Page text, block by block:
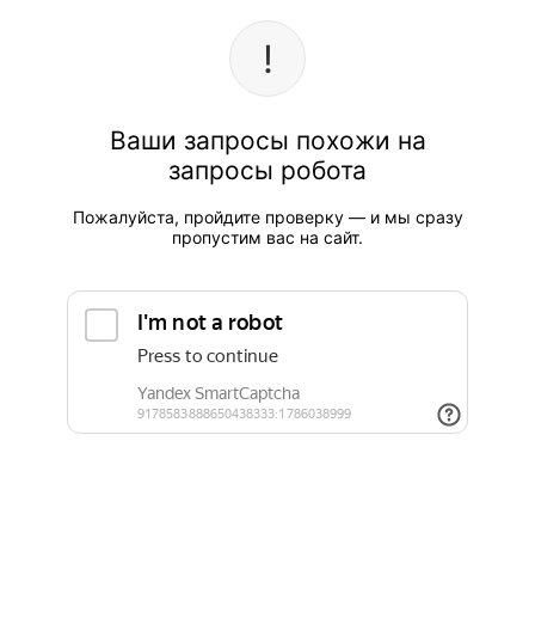
Ваши запросы похожи на
запросы робота
Пожалуйста, пройдите проверку — и мы сразу
пропустим вас на сайт.